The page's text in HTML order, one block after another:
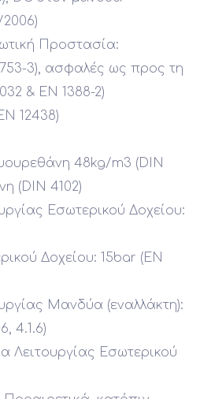
2006)
Προστασία:
3), ασφαλές ως προς τη
& EN 1388-2)
12438)
48kg/m3 (DIN
(DIN 4102)
Εσωτερικού Δοχείου:
Δοχείου: 15bar (EN
Μανδύα (εναλλάκτη):
4.1.6)
Λειτουργίας Εσωτερικού